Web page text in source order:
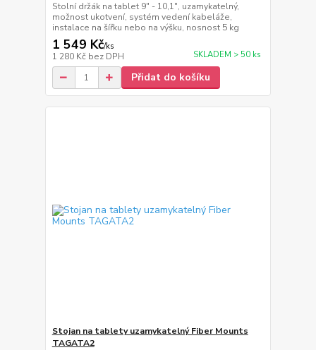
Stolní držák na tablet 9" - 10,1", uzamykatelný,
možnost ukotvení, systém vedení kabeláže,
instalace na šířku nebo na výšku, nosnost 5 kg
1 549 Kč/ks
1 280 Kč bez DPH SKLADEM > 50 ks
Přidat do košíku
Stojan na tablety uzamykatelný Fiber Mounts
TAGATA2